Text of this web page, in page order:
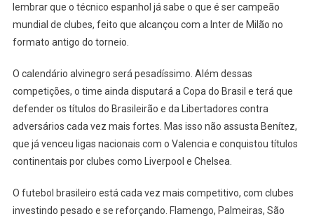
lembrar que o técnico espanhol já sabe o que é ser campeão
mundial de clubes, feito que alcançou com a Inter de Milão no
formato antigo do torneio.
O calendário alvinegro será pesadíssimo. Além dessas
competições, o time ainda disputará a Copa do Brasil e terá que
defender os títulos do Brasileirão e da Libertadores contra
adversários cada vez mais fortes. Mas isso não assusta Benítez,
que já venceu ligas nacionais com o Valencia e conquistou títulos
continentais por clubes como Liverpool e Chelsea.
O futebol brasileiro está cada vez mais competitivo, com clubes
investindo pesado e se reforçando. Flamengo, Palmeiras, São